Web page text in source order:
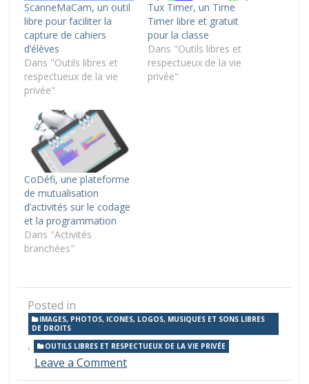
ScanneMaCam, un outil
libre pour faciliter la
capture de cahiers
d’élèves
Dans "Outils libres et
respectueux de la vie
privée"
Tux Timer, un Time
Timer libre et gratuit
pour la classe
Dans "Outils libres et
respectueux de la vie
privée"
CoDéfi, une plateforme
de mutualisation
d’activités sur le codage
et la programmation
Dans "Activités
branchées"
Posted in
IMAGES, PHOTOS, ICONES, LOGOS, MUSIQUES ET SONS LIBRES
DE DROITS
, OUTILS LIBRES ET RESPECTUEUX DE LA VIE PRIVÉE
Leave a Commenton